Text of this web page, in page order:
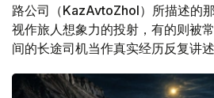
路公司（KazAvtoZhol）所描述的
视作旅人想象力的投射，有的则被
间的长途司机当作真实经历反复讲述